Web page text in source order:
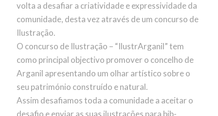
volta a desafiar a criatividade e expressividade da
comunidade, desta vez através de um concurso de
Ilustração.
O concurso de Ilustração – “IlustrArganil” tem
como principal objectivo promover o concelho de
Arganil apresentando um olhar artístico sobre o
seu património construído e natural.
Assim desafiamos toda a comunidade a aceitar o